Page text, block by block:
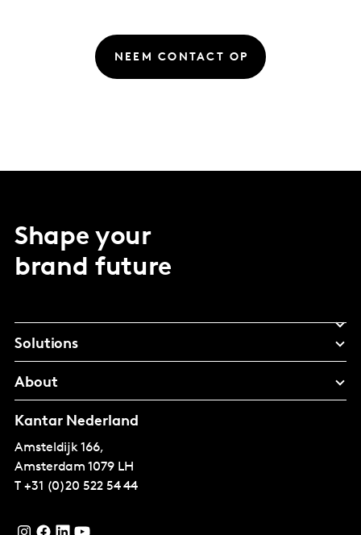
NEEM CONTACT OP
Shape your
brand future
Solutions
About
Kantar Nederland
Amsteldijk 166,
Amsterdam 1079 LH
T +31 (0)20 522 54 44